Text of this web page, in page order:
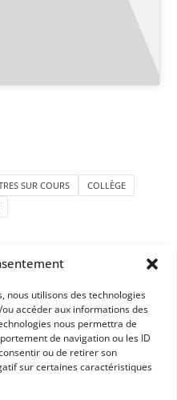
nous utilisons des technologies
accéder aux informations des
nous permettra de
de navigation ou les ID
ou de retirer son
sur certaines caractéristiques
SUR COURS
COLLÈGE
d'histoire et géographie